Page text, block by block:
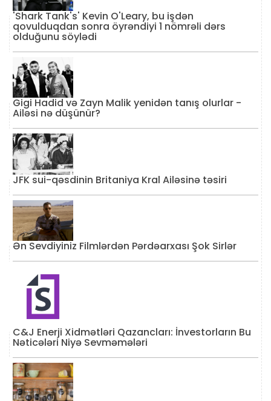
'Shark Tank's' Kevin O'Leary, bu işdən
qovulduqdan sonra öyrəndiyi 1 nömrəli dərs
olduğunu söylədi
Gigi Hadid və Zayn Malik yenidən tanış olurlar -
Ailəsi nə düşünür?
JFK sui-qəsdinin Britaniya Kral Ailəsinə təsiri
Ən Sevdiyiniz Filmlərdən Pərdəarxası Şok Sirlər
C&J Enerji Xidmətləri Qazancları: İnvestorların Bu
Nəticələri Niyə Sevməmələri